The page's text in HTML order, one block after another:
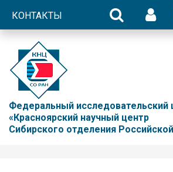
КОНТАКТЫ
Федеральный исследовательский
«Красноярский научный центр
Сибирского отделения